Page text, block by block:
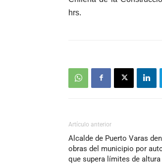
hrs.
Artículo anterior
Alcalde de Puerto Varas
obras del municipio por
que supera límites de altura